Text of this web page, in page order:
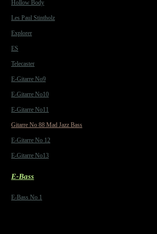
Hollow Body
Les Paul Stintholz
Explorer
ES
Telecaster
E-Gitarre No9
E-Gitarre No10
E-Gitarre No11
Gitarre No 88 Mad Jazz Bass
E-Gitarre No 12
E-Gitarre No13
E-Bass
E-Bass No 1